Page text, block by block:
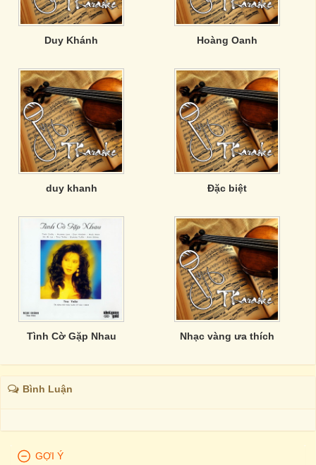
Duy Khánh Hoàng Oanh
duy khanh Đặc biệt
Tình Cờ Gặp Nhau Nhạc vàng ưa thích
Bình Luận
GỢI Ý